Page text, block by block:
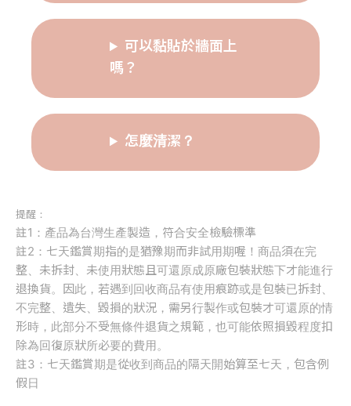
可以黏貼於牆面上
嗎？
怎麼清潔？
提醒：
註1：產品為台灣生產製造，符合安全檢驗標準
註2：七天鑑賞期指的是猶豫期而非試用期喔！商品須在完
整、未拆封、未使用狀態且可還原成原廠包裝狀態下才能進行
退換貨。因此，若遇到回收商品有使用痕跡或是包裝已拆封、
不完整、遺失、毀損的狀況，需另行製作或包裝才可還原的情
形時，此部分不受無條件退貨之規範，也可能依照損毀程度扣
除為回復原狀所必要的費用。
註3：七天鑑賞期是從收到商品的隔天開始算至七天，包含例
假日